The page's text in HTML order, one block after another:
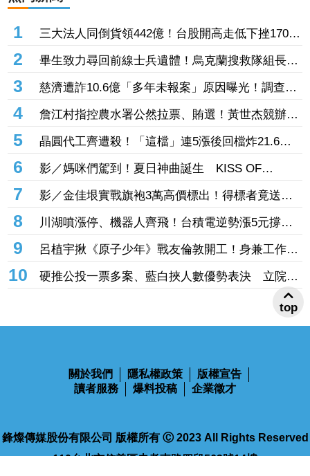
熱門新聞
1
三大法人同倒貨領442億！台股開高走低下挫170
點 股民驚：大哥你怎麼逃了
2
畢生致力尋回前線士兵遺體！烏克蘭搜救隊組長尤
科夫陣亡 妻子悲痛證實
3
慈濟遭詐10.6億「多年未報案」原因曝光！調查局
找上門才知遭騙 急發3點聲明
4
詹江村指控農水署公然拉票、賄選！黃世杰競辦駁
斥：扭曲事實、刻意政治化
5
晶圓代工齊遭殺！「這檔」連5漲後回檔炸21.6萬
張 聯電苦吞連2跌噴16.4萬張
6
影／媽咪們駕到！夏日神曲誕生 KISS OF
LIFE〈Sweat〉火辣回歸
7
影／金佳垠實戰旗袍3萬高價標出！得標者竟送還
給她 表示純粹來做公益
8
川湖噴漲停、機器人齊飛！台積電逆勢漲5元撐
盤 台股高開低走跌170點失守季線
9
呂植宇揪《原子少年》戰友倫敦開工！身兼工作人
員 倫敦搭訕女路人大成功
10
硬推公投一票多案、藍白挾人數優勢表決 立院決
關於我們 隱私權政策
版權宣告
鋒燦傳媒股份有限公司 版權所有 Ⓒ 2023 All Rights Reserved
top